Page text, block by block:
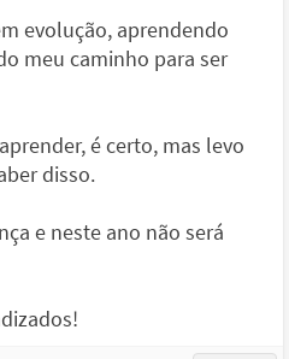
evolução, aprendendo
meu caminho para ser
é certo, mas levo
disso.
e neste ano não será